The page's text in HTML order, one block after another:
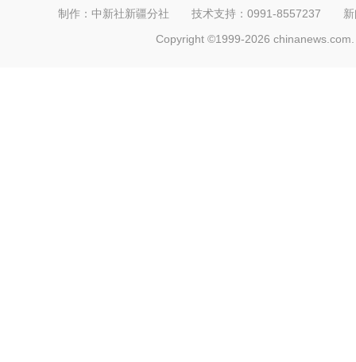
制作：中新社新疆分社 技术支持：0991-8557237
Copyright ©1999-2026